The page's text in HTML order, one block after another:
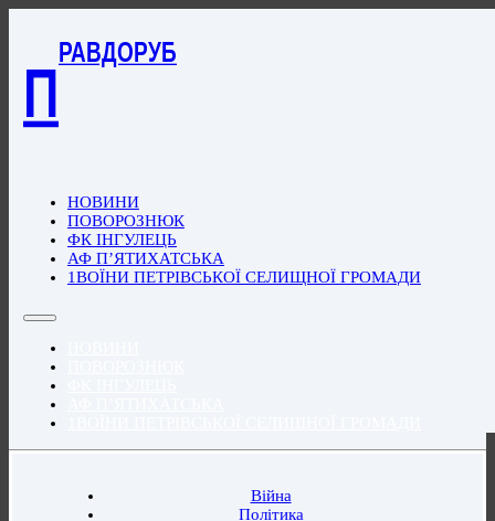
П
РАВДОРУБ
НОВИНИ
ПОВОРОЗНЮК
ФК ІНГУЛЕЦЬ
АФ П’ЯТИХАТСЬКА
1ВОЇНИ ПЕТРІВСЬКОЇ СЕЛИЩНОЇ ГРОМАДИ
Війна
Політика